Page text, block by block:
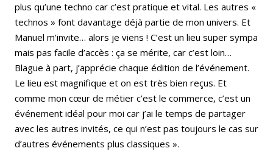
plus qu’une techno car c’est pratique et vital. Les autres «
technos » font davantage déjà partie de mon univers. Et
Manuel m’invite… alors je viens ! C’est un lieu super sympa
mais pas facile d’accès : ça se mérite, car c’est loin…
Blague à part, j’apprécie chaque édition de l’événement.
Le lieu est magnifique et on est très bien reçus. Et
comme mon cœur de métier c’est le commerce, c’est un
événement idéal pour moi car j’ai le temps de partager
avec les autres invités, ce qui n’est pas toujours le cas sur
d’autres événements plus classiques ».